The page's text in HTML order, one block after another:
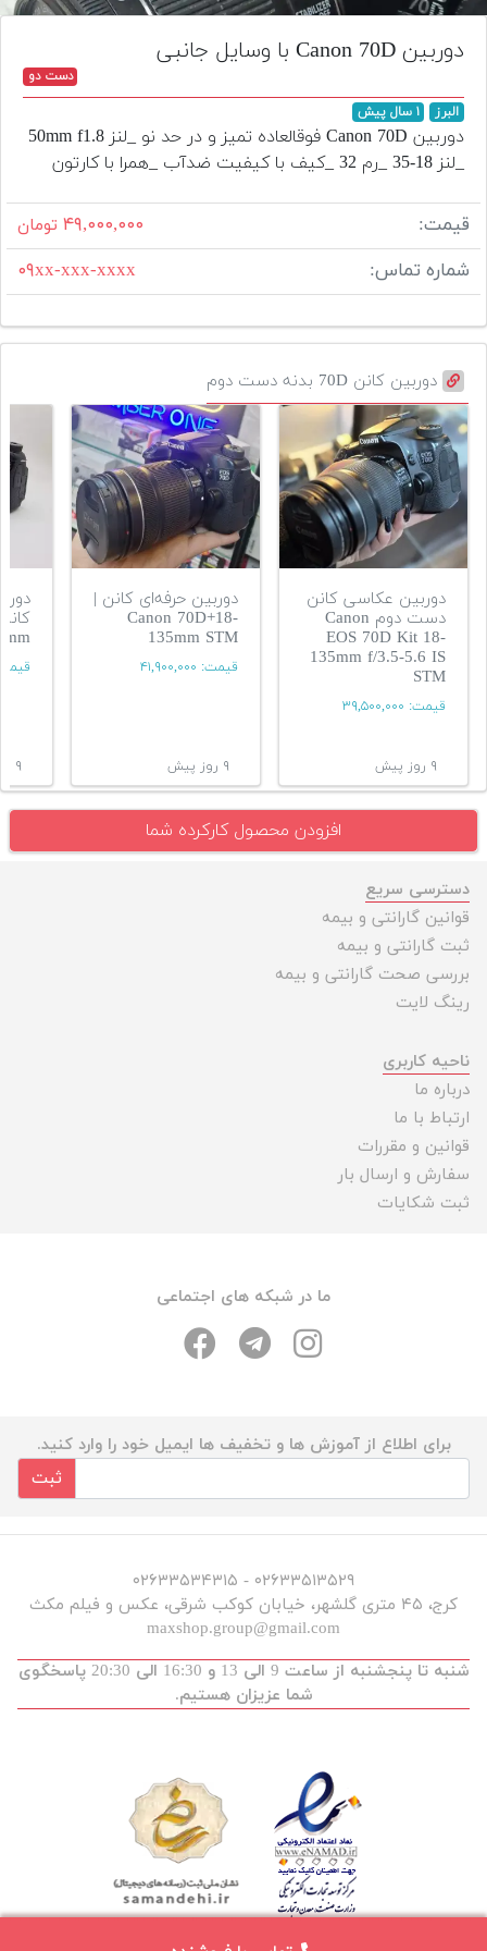
تجهیزات
مکث
افزودن
محصول
دست
دوم
لیست
قیمت
دوربین
بله
دوربین Canon 70D با وسایل جانبی
دست دو
البرز ۱ سال پیش
دوربین Canon 70D فوقالعاده تمیز و در حد نو _لنز 50mm f1.8
_لنز 18-35 _رم 32 _کیف با کیفیت ضدآب _همرا با کارتون
قیمت: ۴۹,۰۰۰,۰۰۰ تومان
شماره تماس: ۰۹xx-xxx-xxxx
دوربین کانن 70D بدنه دست دوم
دوربین عکاسی کانن
دست دوم Canon
EOS 70D Kit 18-
135mm f/3.5-5.6 IS
STM
قیمت: ۳۹,۵۰۰,۰۰۰
۹ روز پیش
دوربین حرفه‌ای کانن |
Canon 70D+18-
135mm STM
قیمت: ۴۱,۹۰۰,۰۰۰
۹ روز پیش ۹ روز پیش
افزودن محصول کارکرده شما
دسترسی سریع
قوانین گارانتی و بیمه
ثبت گارانتی و بیمه
بررسی صحت گارانتی و بیمه
رینگ لایت
ناحیه کاربری
درباره ما
ارتباط با ما
قوانین و مقررات
سفارش و ارسال بار
ثبت شکایات
ما در شبکه های اجتماعی
برای اطلاع از آموزش ها و تخفیف ها ایمیل خود را وارد کنید.
ثبت
۰۲۶۳۳۵۱۳۵۲۹ - ۰۲۶۳۳۵۳۴۳۱۵
کرج، ۴۵ متری گلشهر، خیابان کوکب شرقی، عکس و فیلم مکث
maxshop.group@gmail.com
شنبه تا پنجشنبه از ساعت 9 الی 13 و 16:30 الی 20:30 پاسخگوی
شما عزیزان هستیم.